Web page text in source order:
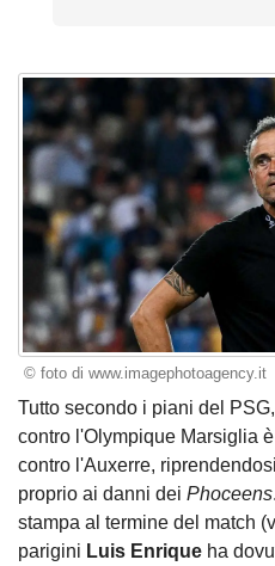
© foto di www.imagephotoagency.it
Tutto secondo i piani del
contro l'Olympique Marsiglia
contro l'Auxerre,
proprio ai danni dei Phoceens
stampa al termine del match
parigini Luis Enrique ha